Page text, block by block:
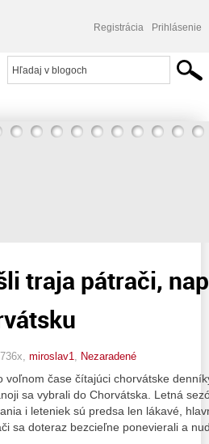
Registrácia Prihlásenie
traja pátrači,
miroslav1 Nezaradené
voľnom čase čítajúci chorvátske
sa vybrali do Chorvátska. Letná
i leteniek sú predsa len lákavé,
sa doteraz bezcieľne ponevierali a